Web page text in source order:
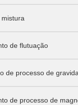
mistura
de flutuação
de processo de
de processo de